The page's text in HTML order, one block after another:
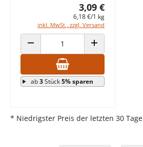
3,09 €
6,18 €/1 kg
inkl. MwSt., zzgl. Versand
ANZAHL VERRINGERN ANZAHL ERHÖHEN
ab3Stück5% sparen
* Niedrigster Preis der letzten 30 Tage